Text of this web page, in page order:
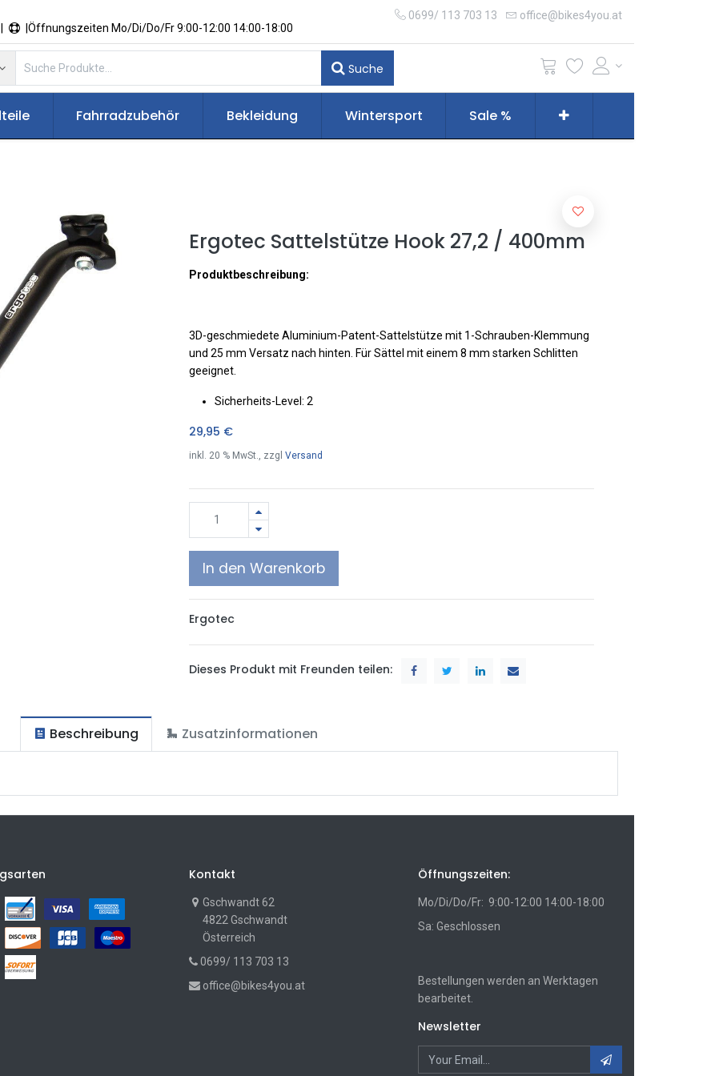
|Öffnungszeiten Mo/Di/Do/Fr 9:00-12:00 14:00-18:00
0699/ 113 703 13 office@bikes4you.at
Suche
Fahrradzubehör Bekleidung Wintersport Sale %
Ergotec Sattelstütze Hook 27,2 / 400mm
Produktbeschreibung:
3D-geschmiedete Aluminium-Patent-Sattelstütze mit 1-Schrauben-Klemmung
und 25 mm Versatz nach hinten. Für Sättel mit einem 8 mm starken Schlitten
geeignet.
Sicherheits-Level: 2
29,95 €
inkl. 20 % MwSt., zzgl Versand
In den Warenkorb
Ergotec
Dieses Produkt mit Freunden teilen:
Beschreibung Zusatzinformationen
Kontakt
Gschwandt 62
4822 Gschwandt
Österreich
0699/ 113 703 13
office@bikes4you.at
Öffnungszeiten:
Mo/Di/Do/Fr: 9:00-12:00 14:00-18:00
Sa: Geschlossen
Bestellungen werden an Werktagen
bearbeitet.
Newsletter